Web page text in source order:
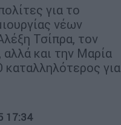
για το
νέων
Τσίπρα, τον
και την Μαρία
καταλληλότερος για
17:34